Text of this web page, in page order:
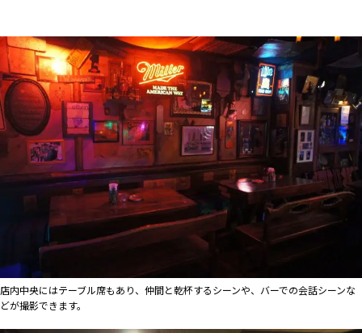
店内中央にはテーブル席もあり、仲間と乾杯するシーンや、バーでの会話シーンな
どが撮影できます。